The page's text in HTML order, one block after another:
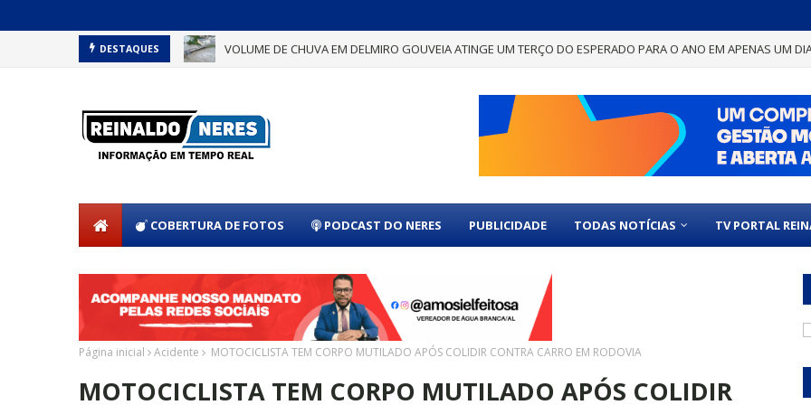
DESTAQUES VOLUME DE CHUVA EM DELMIRO GOUVEIA ATINGE UM TERÇO DO ESPERADO PARA O ANO EM APENAS UM
COBERTURA DE FOTOS PODCAST DO NERES PUBLICIDADE TODAS NOTÍCIAS TV PORTAL
Página inicial Acidente MOTOCICLISTA TEM CORPO MUTILADO APÓS COLIDIR CONTRA CARRO EM RODOVIA
MOTOCICLISTA TEM CORPO MUTILADO APÓS COLIDIR